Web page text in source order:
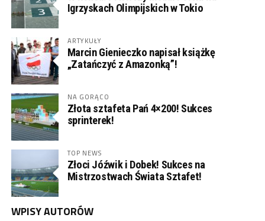
Igrzyskach Olimpijskich w Tokio
ARTYKUŁY
Marcin Gienieczko napisał książkę
„Zatańczyć z Amazonką”!
NA GORĄCO
Złota sztafeta Pań 4×200! Sukces
sprinterek!
TOP NEWS
Złoci Jóźwik i Dobek! Sukces na
Mistrzostwach Świata Sztafet!
WPISY AUTORÓW